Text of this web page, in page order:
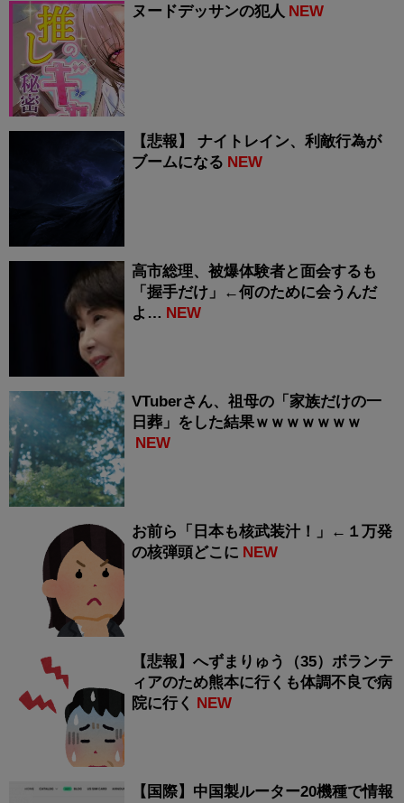
ヌードデッサンの犯人 NEW
【悲報】 ナイトレイン、利敵行為が
ブームになる NEW
高市総理、被爆体験者と面会するも
「握手だけ」←何のために会うんだ
よ… NEW
VTuberさん、祖母の「家族だけの一
日葬」をした結果ｗｗｗｗｗｗｗ
NEW
お前ら「日本も核武装汁！」←１万発
の核弾頭どこに NEW
【悲報】へずまりゅう（35）ボランテ
ィアのため熊本に行くも体調不良で病
院に行く NEW
【国際】中国製ルーター20機種で情報